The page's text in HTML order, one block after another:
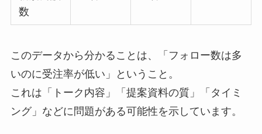
数
このデータから分かることは、「フォロー数は多
いのに受注率が低い」ということ。
これは「トーク内容」「提案資料の質」「タイミ
ング」などに問題がある可能性を示しています。